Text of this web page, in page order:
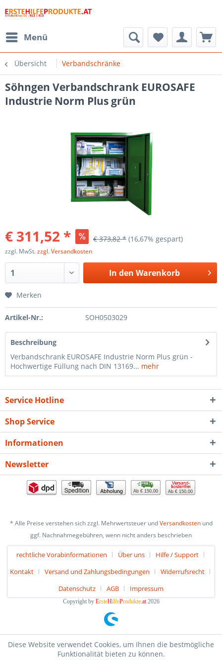
Menü
Übersicht Verbandschränke
Söhngen Verbandschrank EUROSAFE
Industrie Norm Plus grün
€ 311,52 * € 373,82 * (16,67% gespart)
zzgl. MwSt.zzgl. Versandkosten
In den Warenkorb
Merken
Artikel-Nr.: SOH0503029
Beschreibung
Verbandschrank EUROSAFE Industrie Norm Plus grün -
Hochwertige Füllung nach DIN 13169... mehr
Service Hotline
Shop Service
Informationen
Newsletter
Ab € 150,00 Ab € 150,00
* Alle Preise verstehen sich zzgl. Mehrwertsteuer undVersandkostenund
ggf. Nachnahmegebühren, wenn nicht anders beschrieben
rechtliche Vorabinformationen Über uns
Hilfe / Support
Kontakt
Versand und Zahlungsbedingungen
Widerrufsrecht
Datenschutz
AGB Impressum
Copyright by ErsteHilfeProdukte.at2026
Diese Website verwendet Cookies, um Ihnen die bestmögliche
Funktionalität bieten zu können.